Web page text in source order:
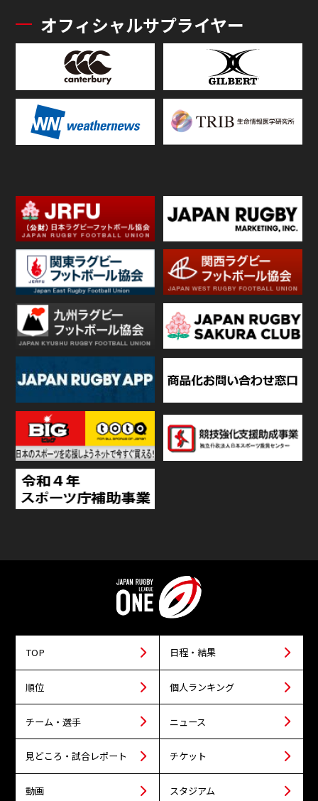
オフィシャルサプライヤー
TOP 日程・結果
順位 個人ランキング
チーム・選手 ニュース
見どころ・試合レポート チケット
動画 スタジアム